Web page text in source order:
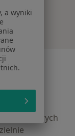
których
a wyniki